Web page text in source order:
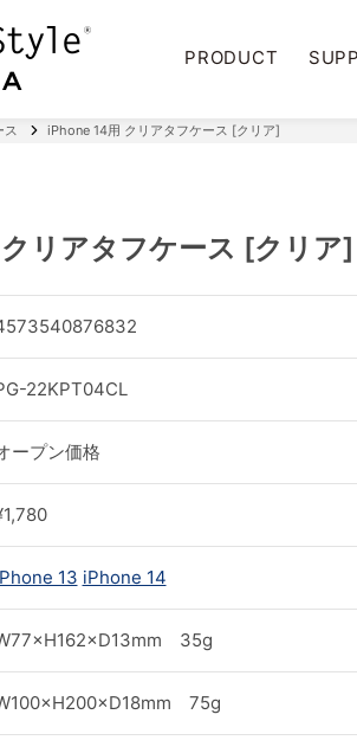
PRODUCT
ス iPhone 14用 クリアタフケース [クリア]
リアタフケース [クリア]
22KPT04CL
ープン価格
13 iPhone 14
35g
75g